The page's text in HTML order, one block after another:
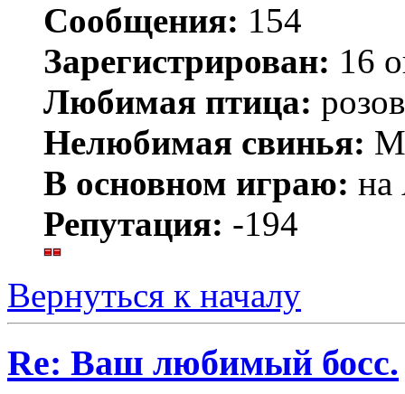
Сообщения: 154
Зарегистрирован: 16
Любимая птица:
Нелюбимая свинья:
В основном играю: на
Репутация: -194
Вернуться к началу
Re: Ваш любимый босс.